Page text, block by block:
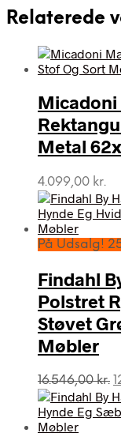
Relaterede
Metal
4.099,00 kr.
På Udsalg!
Findahl
Polstret
Støvet
Møbler
16.546,00kr.